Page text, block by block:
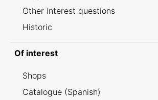
Other interest questions
Historic
Of interest
Shops
Catalogue (Spanish)